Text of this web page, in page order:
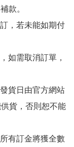
款。
，若未能如期付
如需取消訂單，
貨日由官方網站
貨，否則恕不能
有訂金將獲全數